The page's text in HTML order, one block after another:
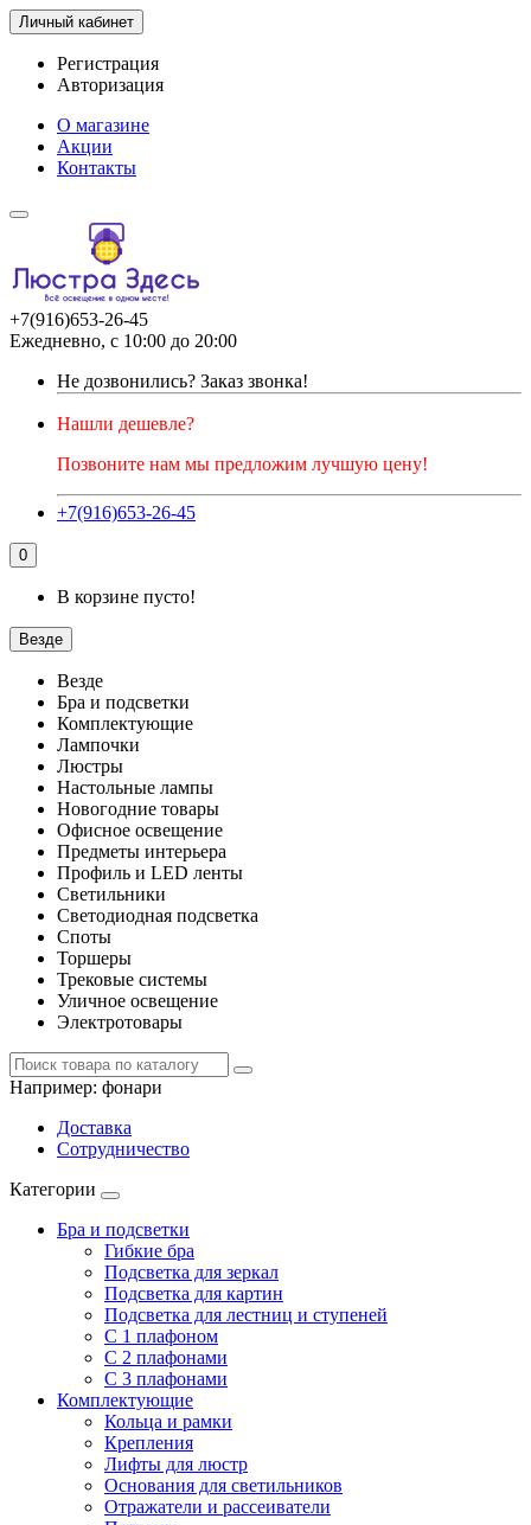
Личный кабинет
Регистрация
Авторизация
О магазине
Акции
Контакты
+7(916)653-26-45
Ежедневно, с 10:00 до 20:00
Не дозвонились? Заказ звонка!
Нашли дешевле?
Позвоните нам мы предложим лучшую цену!
+7(916)653-26-45
0
В корзине пусто!
Везде
Везде
Бра и подсветки
Комплектующие
Лампочки
Люстры
Настольные лампы
Новогодние товары
Офисное освещение
Предметы интерьера
Профиль и LED ленты
Светильники
Светодиодная подсветка
Споты
Торшеры
Трековые системы
Уличное освещение
Электротовары
Например: фонари
Доставка
Сотрудничество
Категории
Бра и подсветки
Гибкие бра
Подсветка для зеркал
Подсветка для картин
Подсветка для лестниц и ступеней
С 1 плафоном
С 2 плафонами
С 3 плафонами
Комплектующие
Кольца и рамки
Крепления
Лифты для люстр
Основания для светильников
Отражатели и рассеиватели